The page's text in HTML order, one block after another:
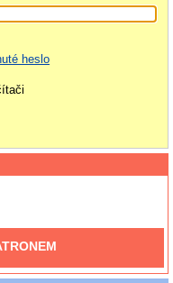
heslo